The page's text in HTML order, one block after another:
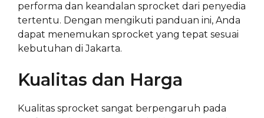
performa dan keandalan sprocket dari penyedia
tertentu. Dengan mengikuti panduan ini, Anda
dapat menemukan sprocket yang tepat sesuai
kebutuhan di Jakarta.
Kualitas dan Harga
Kualitas sprocket sangat berpengaruh pada